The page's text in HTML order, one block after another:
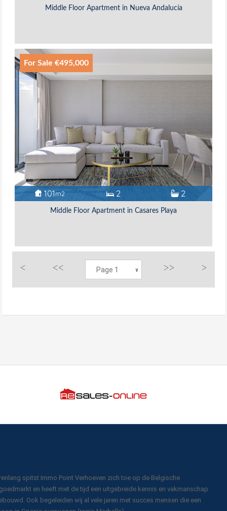
Middle Floor Apartment in Nueva Andalucía
For Sale €495,000
101m2 2 2
Middle Floor Apartment in Casares Playa
< << Page 1 >> >
Klik op de gebieden voor een uitvergroting.
spitst Immo Point Verhoeven zich toe op de Belgische
en heeft met de tijd een uitgebreide kennis en vakmanschap
Ook begeleiden wij al vele jaren met succes mensen die een